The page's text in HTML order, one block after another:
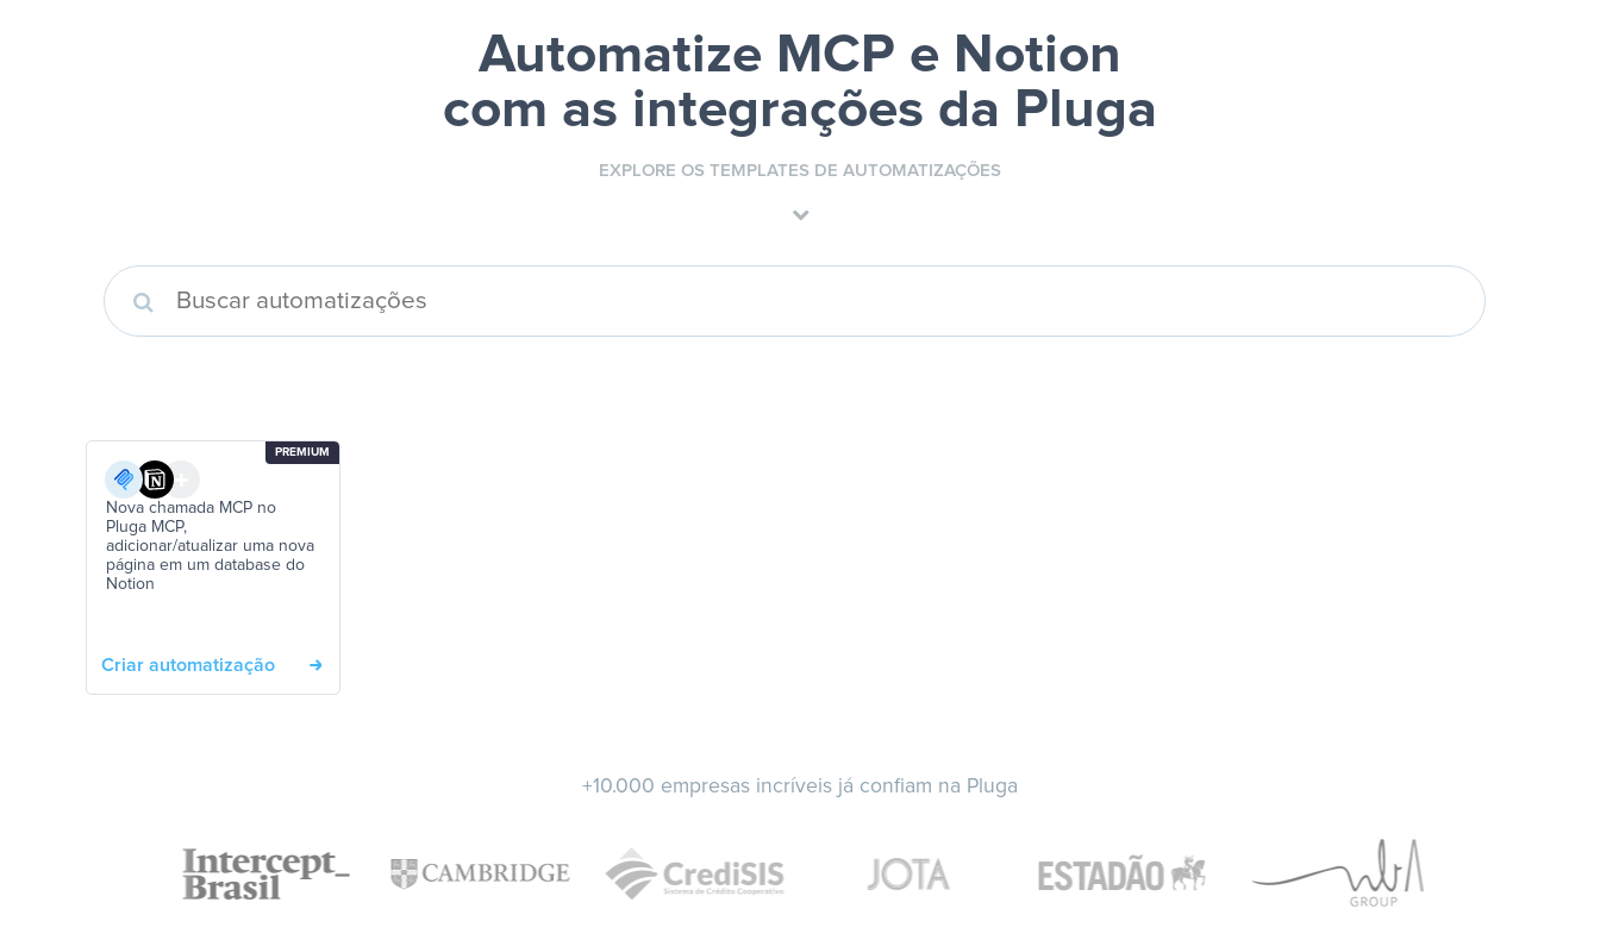
Automatize MCP e Notion
com as integrações da Pluga
EXPLORE OS TEMPLATES DE AUTOMATIZAÇÕES
PREMIUM
Nova chamada MCP no
Pluga MCP,
adicionar/atualizar uma nova
página em um database do
Notion
Criar automatização
+10.000 empresas incríveis já confiam na Pluga